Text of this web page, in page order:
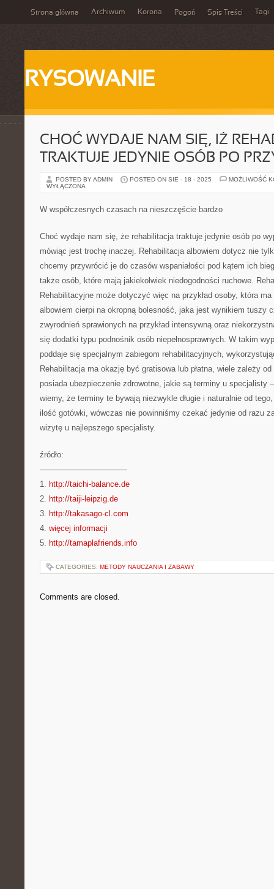
Strona główna Archiwum Korona Pogoń Spis Treści Tagi
RYSOWANIE
CHOĆ WYDAJE NAM SIĘ, IŻ
TRAKTUJE JEDYNIE OSÓB PO
POSTED BY ADMIN POSTED ON SIE - 18 - 2025
MOŻLIWOŚĆ
WYŁĄCZONA
W współczesnych czasach na nieszczęście bardzo
Choć wydaje nam się, że rehabilitacja traktuje jedynie osób po
mówiąc jest trochę inaczej. Rehabilitacja albowiem dotycz nie
chcemy przywrócić je do czasów wspaniałości pod kątem ich
także osób, które mają jakiekolwiek niedogodności ruchowe.
Rehabilitacyjne może dotyczyć więc na przykład osoby, która
albowiem cierpi na okropną bolesność, jaka jest wynikiem tuszy
zwyrodnień sprawionych na przykład intensywną oraz
się dodatki typu podnośnik osób niepełnosprawnych. W takim
poddaje się specjalnym zabiegom rehabilitacyjnych,
Rehabilitacja ma okazję być gratisowa lub płatna, wiele zależy
posiada ubezpieczenie zdrowotne, jakie są terminy u specjalisty
wiemy, że terminy te bywają niezwykle długie i naturalnie od
ilość gotówki, wówczas nie powinniśmy czekać jedynie od razu
wizytę u najlepszego specjalisty.
źródło:
———————————
1. http://taichi-balance.de
2. http://taiji-leipzig.de
3. http://takasago-cl.com
4. więcej informacji
5. http://tamaplafriends.info
CATEGORIES: METODY NAUCZANIA I ZABAWY
Comments are closed.